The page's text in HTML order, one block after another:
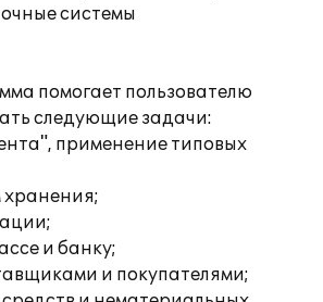
системы
помогает пользователю
следующие задачи:
применение типовых
хранения;
и банку;
и покупателями;